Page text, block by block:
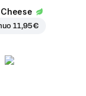
11,95 €